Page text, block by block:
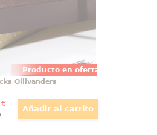
Producto en oferta
Ollivanders